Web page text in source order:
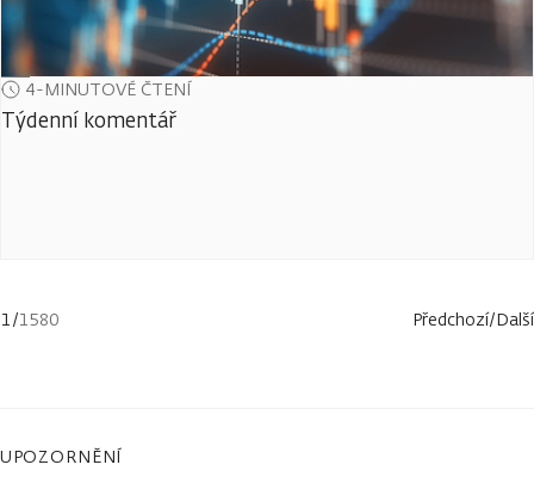
4-MINUTOVÉ ČTENÍ
Týdenní komentář
1/1580 Předchozí/Další
UPOZORNĚNÍ